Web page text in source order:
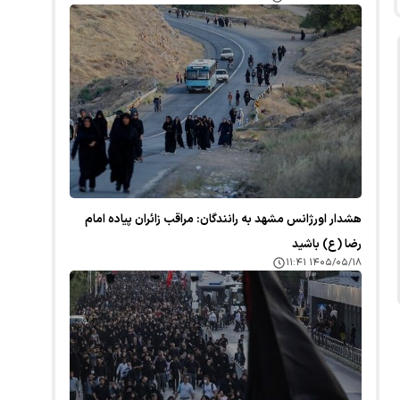
هشدار اورژانس مشهد به رانندگان: مراقب زائران پیاده امام
رضا (ع) باشید
۱۴۰۵/۰۵/۱۸ ۱۱:۴۱